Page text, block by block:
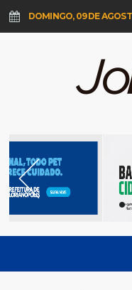
DOMINGO, 09 DE